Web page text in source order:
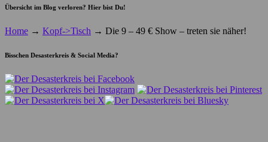
Übersicht im Blog verloren? Hier bist Du!
Home → Kopf->Tisch → Die 9 – 49 € Show – treten sie näher!
Bisschen Desasterkreis & Social Media?